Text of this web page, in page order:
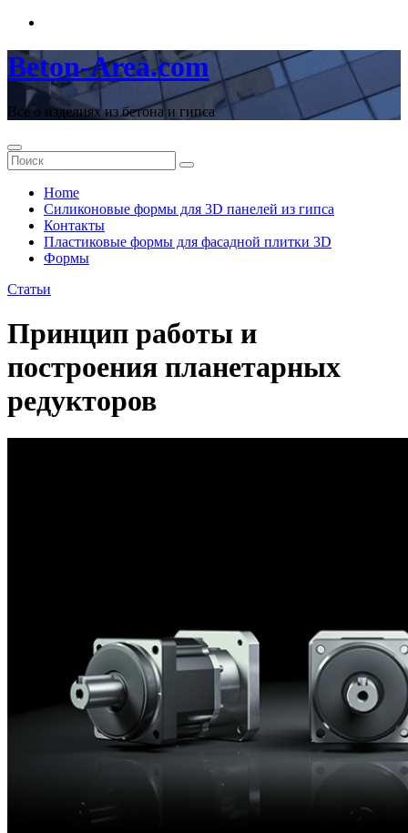
Перейти
содержимому
Beton-Area.com
Все о изделиях из бетона и гипса
Home
Cиликоновые формы для 3D панелей из гипса
Контакты
Пластиковые формы для фасадной плитки 3D
Формы
Статьи
Принцип работы и
построения планетарных
редукторов